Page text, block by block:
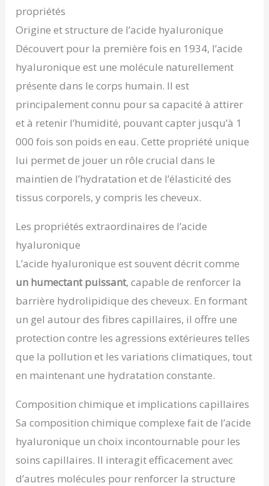
propriétés
Origine et structure de l’acide hyaluronique
Découvert pour la première fois en 1934, l’acide
hyaluronique est une molécule naturellement
présente dans le corps humain. Il est
principalement connu pour sa capacité à attirer
et à retenir l’humidité, pouvant capter jusqu’à 1
000 fois son poids en eau. Cette propriété unique
lui permet de jouer un rôle crucial dans le
maintien de l’hydratation et de l’élasticité des
tissus corporels, y compris les cheveux.
Les propriétés extraordinaires de l’acide
hyaluronique
L’acide hyaluronique est souvent décrit comme
un humectant puissant, capable de renforcer la
barrière hydrolipidique des cheveux. En formant
un gel autour des fibres capillaires, il offre une
protection contre les agressions extérieures telles
que la pollution et les variations climatiques, tout
en maintenant une hydratation constante.
Composition chimique et implications capillaires
Sa composition chimique complexe fait de l’acide
hyaluronique un choix incontournable pour les
soins capillaires. Il interagit efficacement avec
d’autres molécules pour renforcer la structure